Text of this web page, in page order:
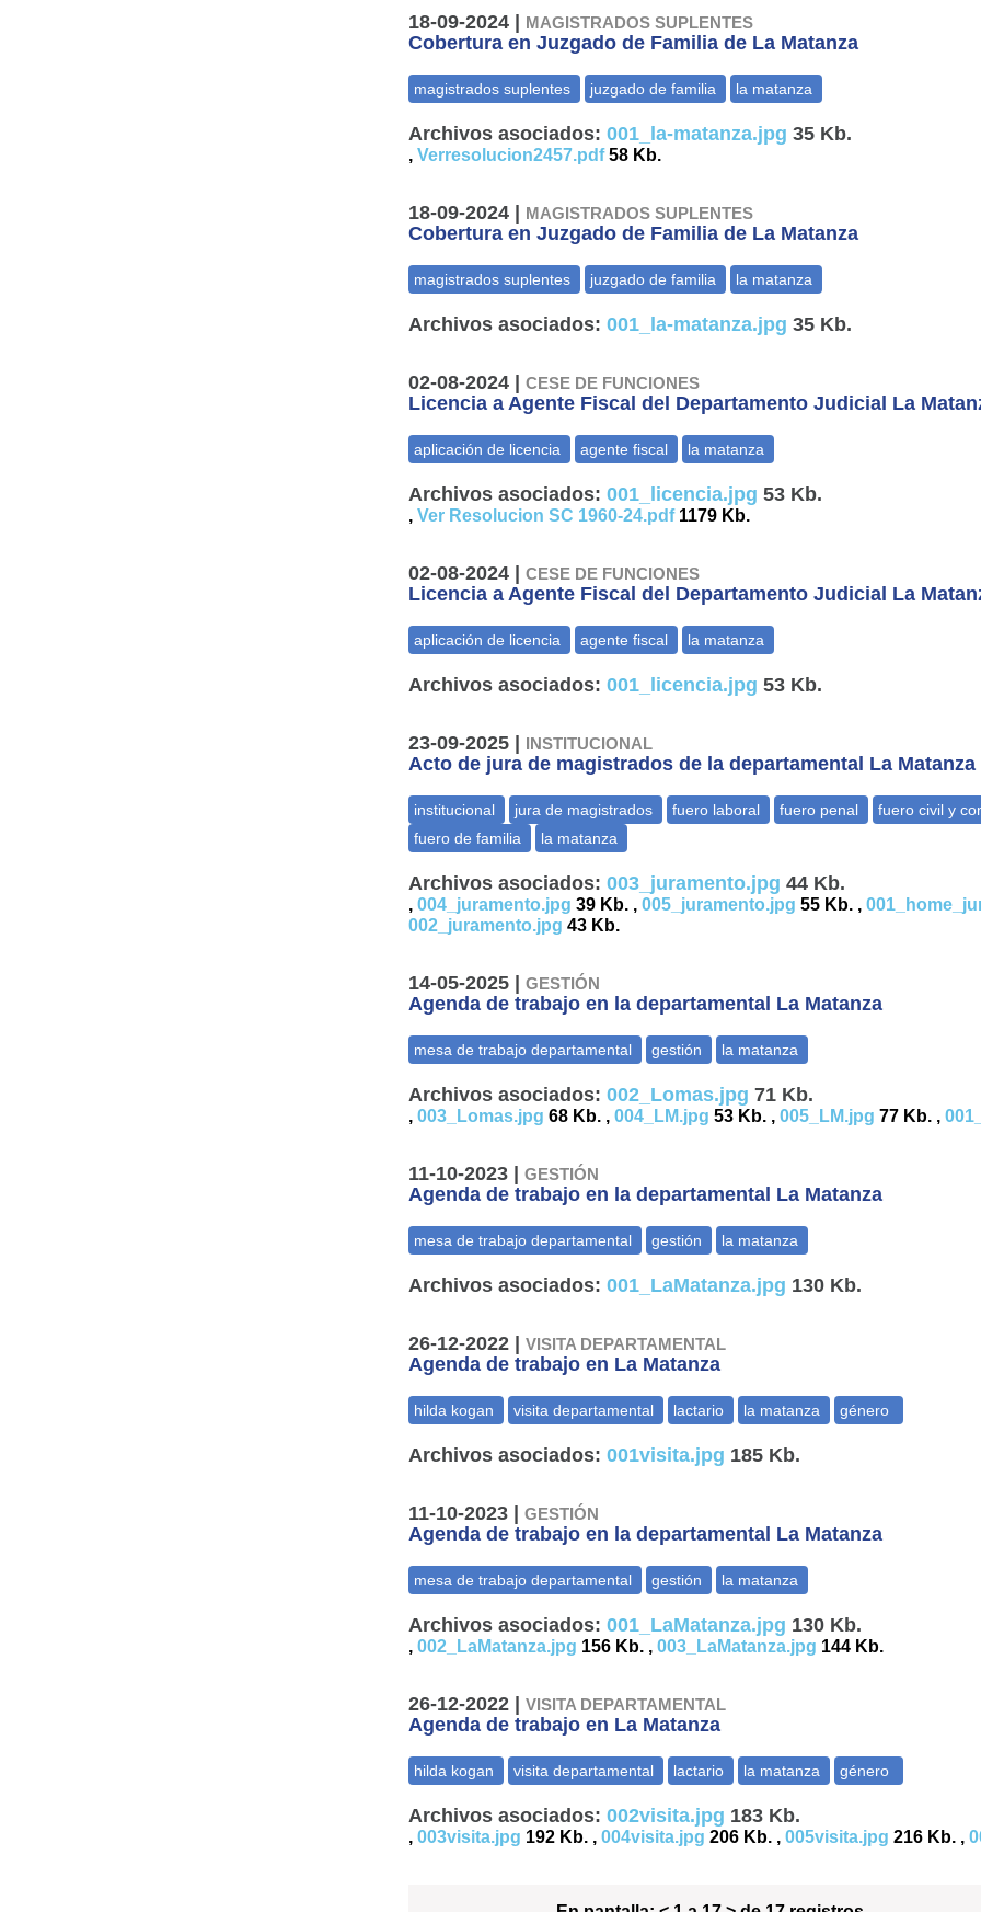
18-09-2024 | MAGISTRADOS SUPLENTES
Cobertura en Juzgado de Familia de La Matanza
Archivos asociados: 001_la-matanza.jpg 35 Kb.
, Verresolucion2457.pdf58 Kb.
18-09-2024 | MAGISTRADOS SUPLENTES
Cobertura en Juzgado de Familia de La Matanza
Archivos asociados: 001_la-matanza.jpg 35 Kb.
02-08-2024 | CESE DE FUNCIONES
Licencia a Agente Fiscal del Departamento Judicial La
Archivos asociados: 001_licencia.jpg 53 Kb.
, Ver Resolucion SC 1960-24.pdf1179 Kb.
02-08-2024 | CESE DE FUNCIONES
Licencia a Agente Fiscal del Departamento Judicial La
Archivos asociados: 001_licencia.jpg 53 Kb.
23-09-2025 | INSTITUCIONAL
Acto de jura de magistrados de la departamental La Matanza
Archivos asociados: 003_juramento.jpg 44 Kb.
, 004_juramento.jpg 39 Kb. , 005_juramento.jpg 55 Kb. ,
002_juramento.jpg 43 Kb.
14-05-2025 | GESTIÓN
Agenda de trabajo en la departamental La Matanza
Archivos asociados: 002_Lomas.jpg 71 Kb.
, 003_Lomas.jpg 68 Kb. , 004_LM.jpg 53 Kb. , 005_LM.jpg 77 Kb. ,
11-10-2023 | GESTIÓN
Agenda de trabajo en la departamental La Matanza
Archivos asociados: 001_LaMatanza.jpg 130 Kb.
26-12-2022 | VISITA DEPARTAMENTAL
Agenda de trabajo en La Matanza
Archivos asociados: 001visita.jpg 185 Kb.
11-10-2023 | GESTIÓN
Agenda de trabajo en la departamental La Matanza
Archivos asociados: 001_LaMatanza.jpg 130 Kb.
, 002_LaMatanza.jpg 156 Kb. , 003_LaMatanza.jpg 144 Kb.
26-12-2022 | VISITA DEPARTAMENTAL
Agenda de trabajo en La Matanza
Archivos asociados: 002visita.jpg 183 Kb.
, 003visita.jpg 192 Kb. , 004visita.jpg 206 Kb. , 005visita.jpg 216 Kb. ,